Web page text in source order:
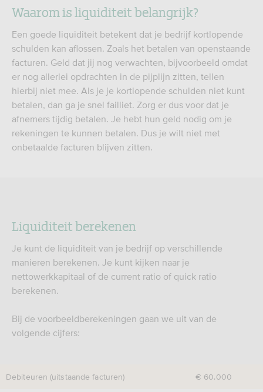
Waarom is liquiditeit belangrijk?
Een goede liquiditeit betekent dat je bedrijf kortlopende
schulden kan aflossen. Zoals het betalen van openstaande
facturen. Geld dat jij nog verwachten, bijvoorbeeld omdat
er nog allerlei opdrachten in de pijplijn zitten, tellen
hierbij niet mee. Als je je kortlopende schulden niet kunt
betalen, dan ga je snel failliet. Zorg er dus voor dat je
afnemers tijdig betalen. Je hebt hun geld nodig om je
rekeningen te kunnen betalen. Dus je wilt niet met
onbetaalde facturen blijven zitten.
Liquiditeit berekenen
Je kunt de liquiditeit van je bedrijf op verschillende
manieren berekenen. Je kunt kijken naar je
nettowerkkapitaal of de current ratio of quick ratio
berekenen.
Bij de voorbeeldberekeningen gaan we uit van de
volgende cijfers:
Debiteuren (uitstaande facturen) € 60.000